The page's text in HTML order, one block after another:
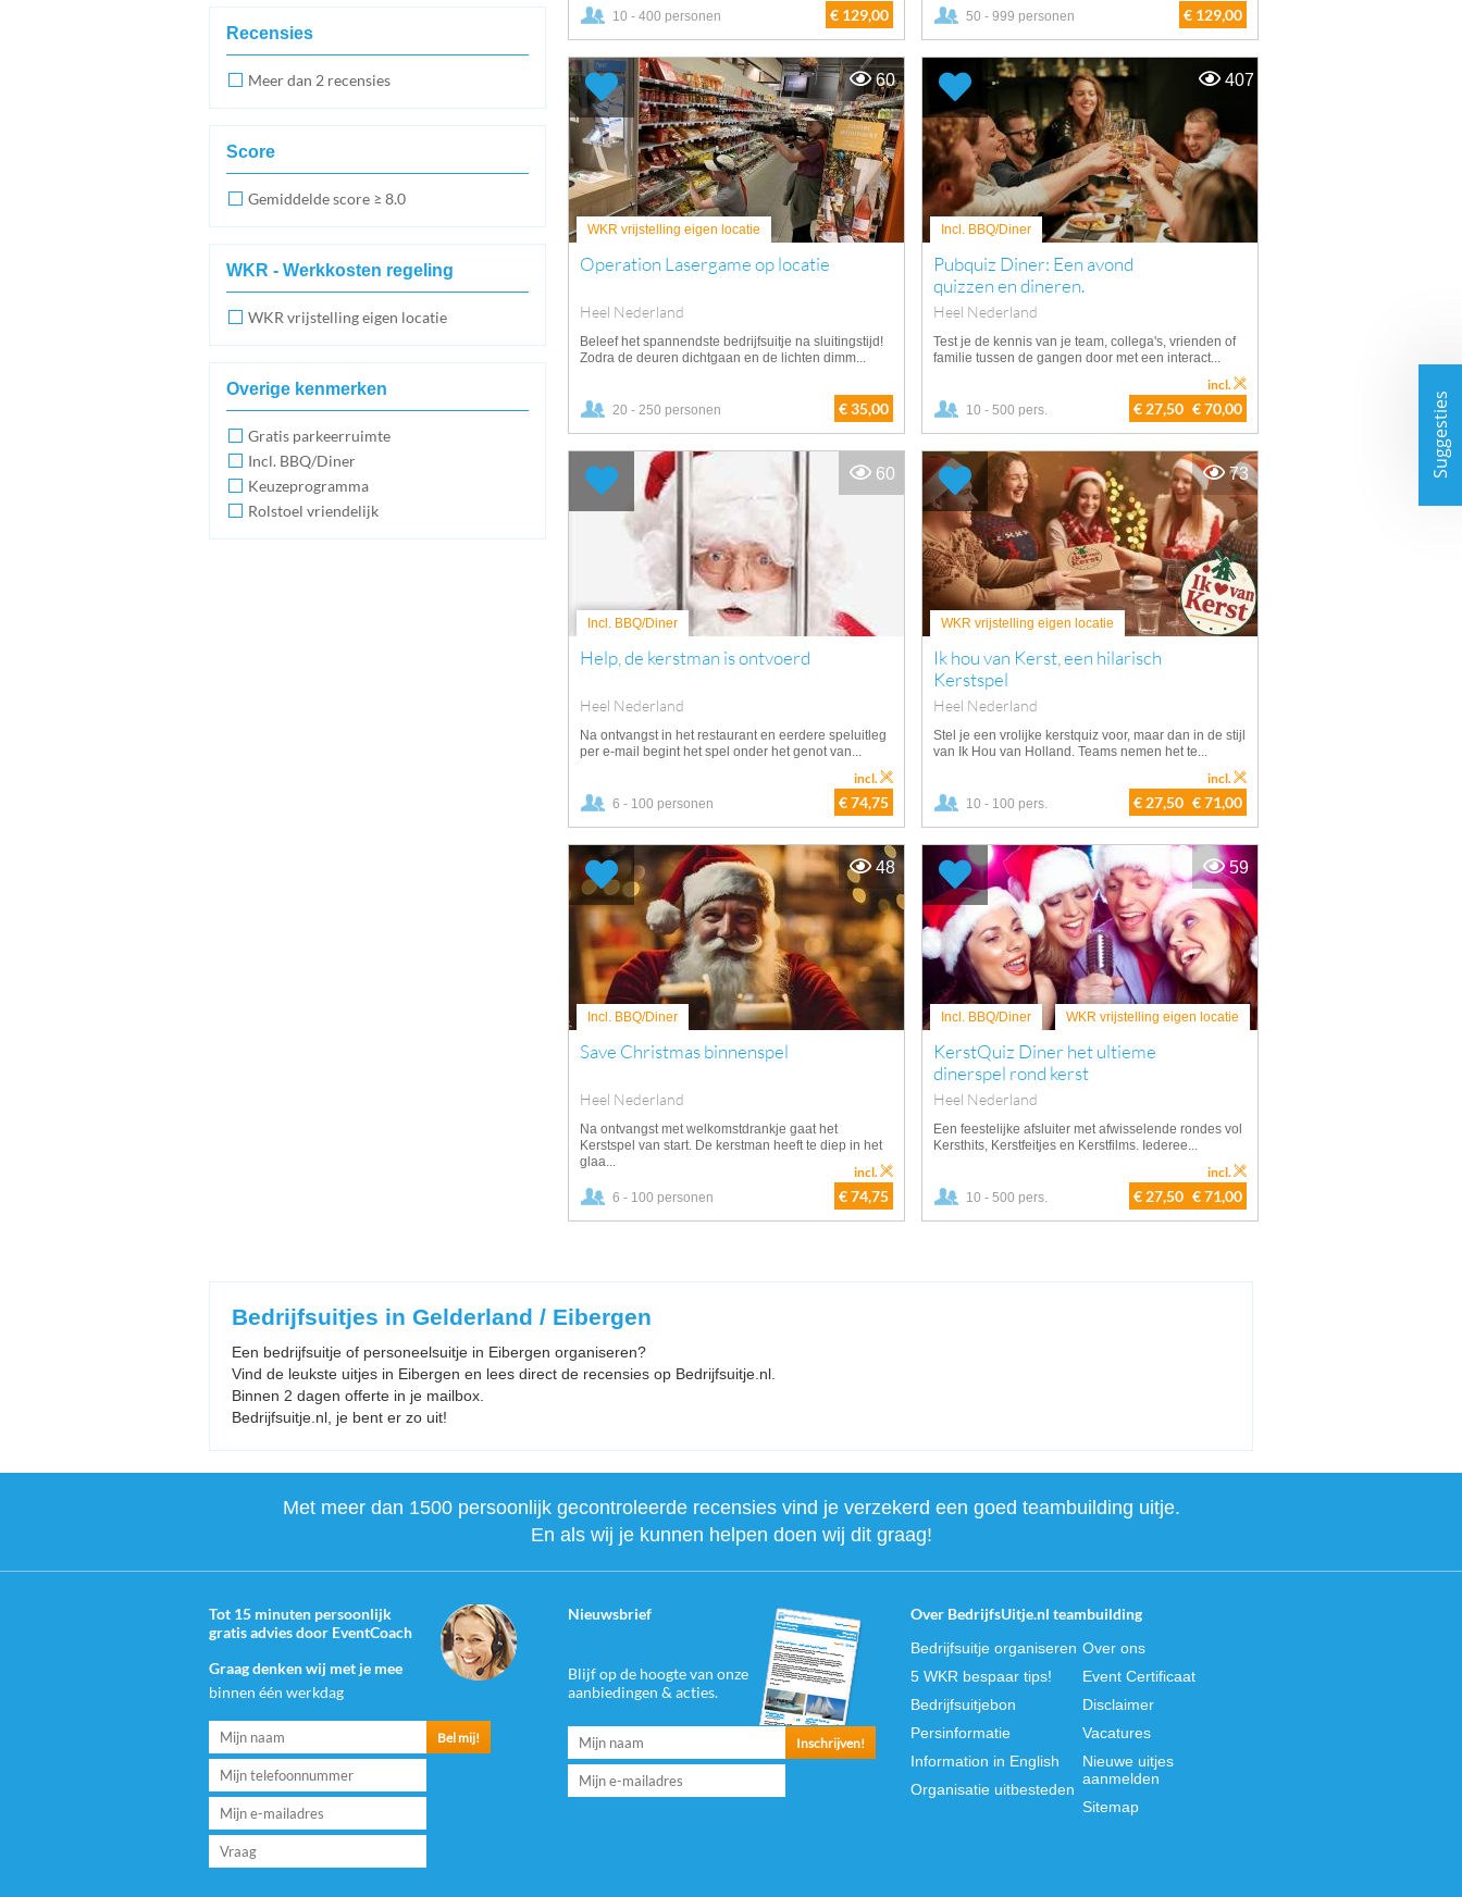
Recensies
Meer dan 2 recensies
Score
Gemiddelde score ≥ 8.0
WKR - Werkkosten regeling
WKR vrijstelling eigen locatie
Overige kenmerken
Gratis parkeerruimte
Incl. BBQ/Diner
Keuzeprogramma
Rolstoel vriendelijk
10 - 400 personen € 129,00 50 - 999 personen € 129,00
WKR vrijstelling eigen locatie
Operation Lasergame op locatie
Heel Nederland
Beleef het spannendste bedrijfsuitje na sluitingstijd!
Zodra de deuren dichtgaan en de lichten dimm...
20 - 250 personen € 35,00
60
Incl. BBQ/Diner
Pubquiz Diner: Een avond
quizzen en dineren.
Heel Nederland
Test je de kennis van je team, collega's, vrienden of
familie tussen de gangen door met een interact...
10 - 500 pers. € 27,50 € 70,00
incl.
407
Incl. BBQ/Diner
Help, de kerstman is ontvoerd
Heel Nederland
Na ontvangst in het restaurant en eerdere speluitleg
per e-mail begint het spel onder het genot van...
6 - 100 personen € 74,75
incl.
60
WKR vrijstelling eigen locatie
Ik hou van Kerst, een hilarisch
Kerstspel
Heel Nederland
Stel je een vrolijke kerstquiz voor, maar dan in de stijl
van Ik Hou van Holland. Teams nemen het te...
10 - 100 pers. € 27,50 € 71,00
incl.
73
Incl. BBQ/Diner
Save Christmas binnenspel
Heel Nederland
Na ontvangst met welkomstdrankje gaat het
Kerstspel van start. De kerstman heeft te diep in het
glaa...
6 - 100 personen € 74,75
incl.
48
Incl. BBQ/Diner WKR vrijstelling eigen locatie
KerstQuiz Diner het ultieme
dinerspel rond kerst
Heel Nederland
Een feestelijke afsluiter met afwisselende rondes vol
Kersthits, Kerstfeitjes en Kerstfilms. Iederee...
10 - 500 pers. € 27,50 € 71,00
incl.
59
Bedrijfsuitjes in Gelderland / Eibergen
Een bedrijfsuitje of personeelsuitje in Eibergen organiseren?
Vind de leukste uitjes in Eibergen en lees direct de recensies op Bedrijfsuitje.nl.
Binnen 2 dagen offerte in je mailbox.
Bedrijfsuitje.nl, je bent er zo uit!
Met meer dan 1500 persoonlijk gecontroleerde recensies vind je verzekerd een goed teambuilding uitje.
En als wij je kunnen helpen doen wij dit graag!
Tot 15 minuten persoonlijk
gratis advies door EventCoach
Graag denken wij met je mee
binnen één werkdag
Nieuwsbrief
Blijf op de hoogte van onze
aanbiedingen & acties.
Over BedrijfsUitje.nl teambuilding
Bedrijfsuitje organiseren
5 WKR bespaar tips!
Bedrijfsuitjebon
Persinformatie
Information in English
Organisatie uitbesteden
Over ons
Event Certificaat
Disclaimer
Vacatures
Nieuwe uitjes
aanmelden
Sitemap
Suggesties